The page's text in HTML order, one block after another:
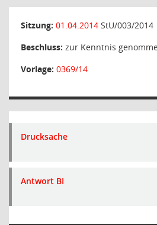
Sitzung: 01.04.2014 StU/003/2014
Beschluss: zur Kenntnis
Vorlage: 0369/14
Drucksache
Antwort BI